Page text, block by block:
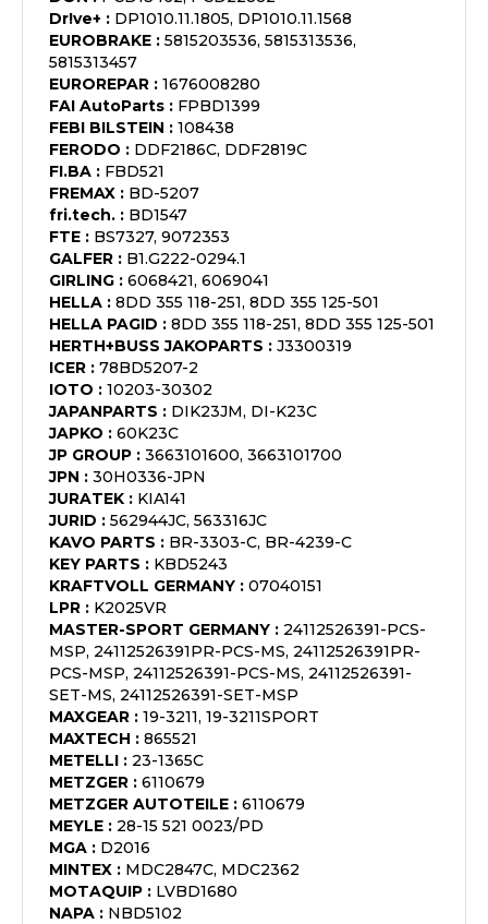
Dr!ve+ : DP1010.11.1805, DP1010.11.1568
EUROBRAKE : 5815203536, 5815313536,
5815313457
EUROREPAR : 1676008280
FAI AutoParts : FPBD1399
FEBI BILSTEIN : 108438
FERODO : DDF2186C, DDF2819C
FI.BA : FBD521
FREMAX : BD-5207
fri.tech. : BD1547
FTE : BS7327, 9072353
GALFER : B1.G222-0294.1
GIRLING : 6068421, 6069041
HELLA : 8DD 355 118-251, 8DD 355 125-501
HELLA PAGID : 8DD 355 118-251, 8DD 355 125-501
HERTH+BUSS JAKOPARTS : J3300319
ICER : 78BD5207-2
IOTO : 10203-30302
JAPANPARTS : DIK23JM, DI-K23C
JAPKO : 60K23C
JP GROUP : 3663101600, 3663101700
JPN : 30H0336-JPN
JURATEK : KIA141
JURID : 562944JC, 563316JC
KAVO PARTS : BR-3303-C, BR-4239-C
KEY PARTS : KBD5243
KRAFTVOLL GERMANY : 07040151
LPR : K2025VR
MASTER-SPORT GERMANY : 24112526391-PCS-
MSP, 24112526391PR-PCS-MS, 24112526391PR-
PCS-MSP, 24112526391-PCS-MS, 24112526391-
SET-MS, 24112526391-SET-MSP
MAXGEAR : 19-3211, 19-3211SPORT
MAXTECH : 865521
METELLI : 23-1365C
METZGER : 6110679
METZGER AUTOTEILE : 6110679
MEYLE : 28-15 521 0023/PD
MGA : D2016
MINTEX : MDC2847C, MDC2362
MOTAQUIP : LVBD1680
NAPA : NBD5102